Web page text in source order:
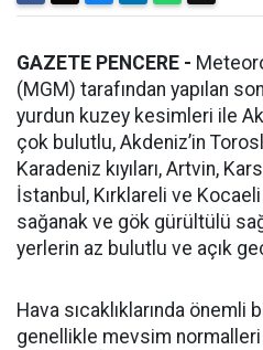
GAZETE PENCERE -
(MGM) tarafından yapılan
yurdun kuzey kesimleri ile
çok bulutlu, Akdeniz’in
Karadeniz kıyıları, Artvin,
İstanbul, Kırklareli ve Kocaeli
sağanak ve gök gürültülü
yerlerin az bulutlu ve açık
Hava sıcaklıklarında önemli
genellikle mevsim